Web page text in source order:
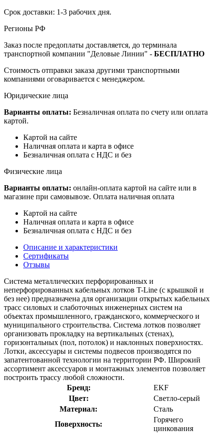
Срок доставки: 1-3 рабочих дня.
Регионы РФ
Заказ после предоплаты доставляется, до терминала
транспортной компании "Деловые Линии" - БЕСПЛАТНО
Стоимость отправки заказа другими транспортными
компаниями оговаривается с менеджером.
Юридические лица
Варианты оплаты: Безналичная оплата по счету или оплата
картой.
Картой на сайте
Наличная оплата и карта в офисе
Безналичная оплата с НДС и без
Физические лица
Варианты оплаты: онлайн-оплата картой на сайте или в
магазине при самовывозе. Оплата наличная оплата
Картой на сайте
Наличная оплата и карта в офисе
Безналичная оплата с НДС и без
Описание и характеристики
Сертификаты
Отзывы
Система металлических перфорированных и
неперфорированных кабельных лотков T-Line (с крышкой и
без нее) предназначена для организации открытых кабельных
трасс силовых и слаботочных инженерных систем на
объектах промышленного, гражданского, коммерческого и
муниципального строительства. Система лотков позволяет
организовать прокладку на вертикальных (стенах),
горизонтальных (пол, потолок) и наклонных поверхностях.
Лотки, аксессуары и системы подвесов производятся по
запатентованной технологии на территории РФ. Широкий
ассортимент аксессуаров и монтажных элементов позволяет
построить трассу любой сложности.
Бренд:
EKF
Цвет:
Светло-серый
Материал:
Сталь
Поверхность:
Горячего
цинкования